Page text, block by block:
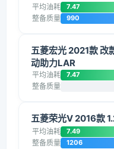
平均油耗 7.47
整备质量 990
五菱宏光 2021款 改
动助力LAR
平均油耗 7.47
整备质量
五菱荣光V 2016款
平均油耗 7.49
整备质量 1206